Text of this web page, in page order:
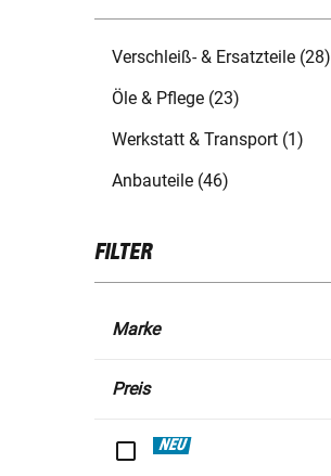
Verschleiß- & Ersatzteile (28)
Öle & Pflege (23)
Werkstatt & Transport (1)
Anbauteile (46)
FILTER
Marke
Preis
NEU